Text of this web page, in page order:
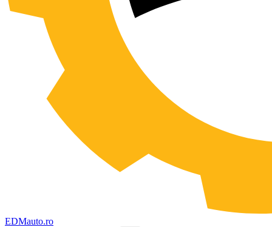
EDMauto.ro